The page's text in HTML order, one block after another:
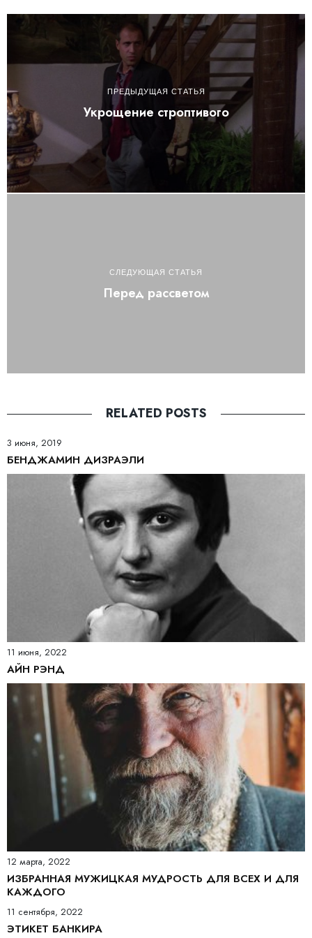
ПРЕДЫДУЩАЯ СТАТЬЯ
Укрощение строптивого
СЛЕДУЮЩАЯ СТАТЬЯ
Перед рассветом
RELATED POSTS
3 июня, 2019
БЕНДЖАМИН ДИЗРАЭЛИ
11 июня, 2022
АЙН РЭНД
12 марта, 2022
ИЗБРАННАЯ МУЖИЦКАЯ МУДРОСТЬ ДЛЯ ВСЕХ И ДЛЯ
КАЖДОГО
11 сентября, 2022
ЭТИКЕТ БАНКИРА